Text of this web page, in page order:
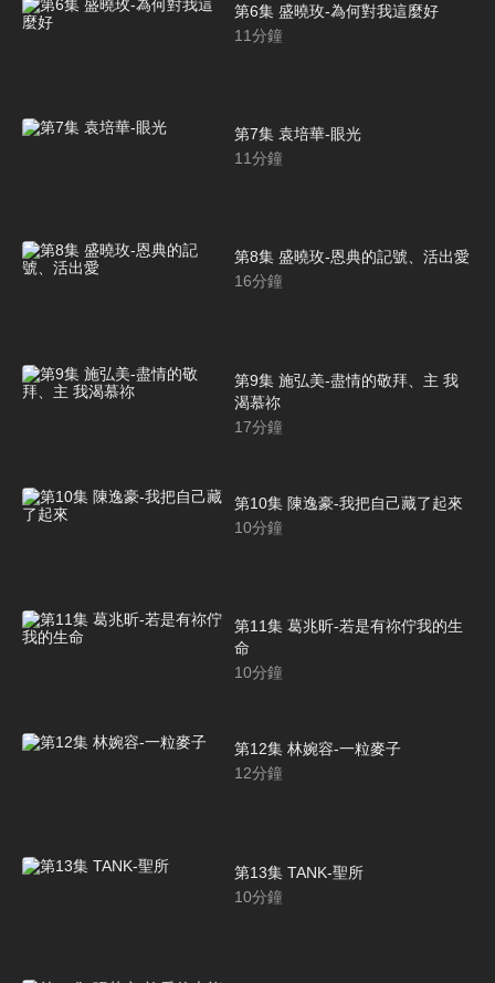
第6集 盛曉玫-為何對我這麼好
11分鐘
第7集 袁培華-眼光
11分鐘
第8集 盛曉玫-恩典的記號、活出愛
16分鐘
第9集 施弘美-盡情的敬拜、主 我
渴慕祢
17分鐘
第10集 陳逸豪-我把自己藏了起來
10分鐘
第11集 葛兆昕-若是有祢佇我的生
命
10分鐘
第12集 林婉容-一粒麥子
12分鐘
第13集 TANK-聖所
10分鐘